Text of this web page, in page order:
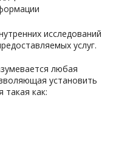
исследований
услуг.
любая
установить
такая как: